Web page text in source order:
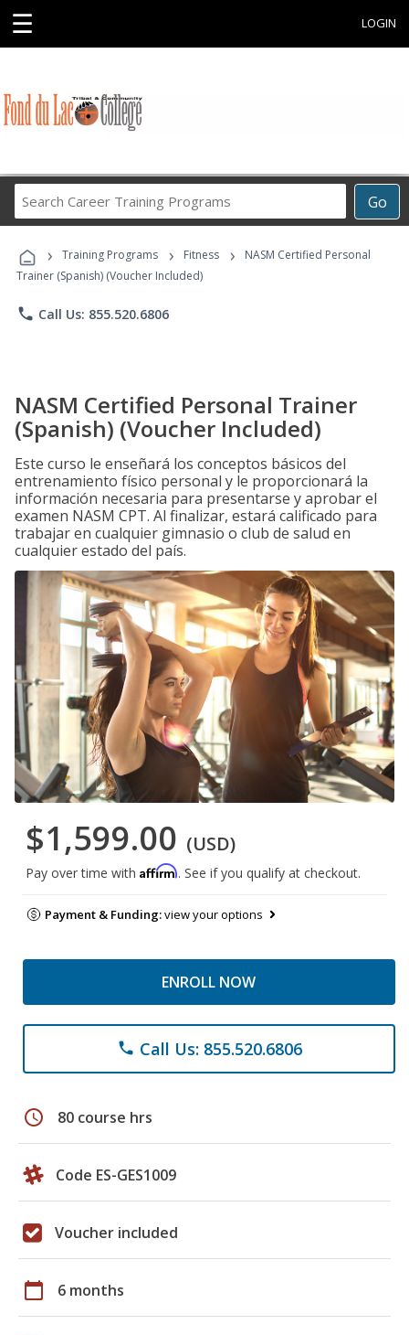
☰ LOGIN
Go
Career
Programs
› Training Programs › Fitness ›
NASM Certified Personal
Trainer (Spanish) (Voucher Included)
phone Call Us: 855.520.6806
NASM Certified Personal Trainer
(Spanish) (Voucher Included)
Este curso le enseñará los conceptos básicos del
entrenamiento físico personal y le proporcionará la
información necesaria para presentarse y aprobar el
examen NASM CPT. Al finalizar, estará calificado para
trabajar en cualquier gimnasio o club de salud en
cualquier estado del país.
$1,599.00 (USD)
Pay over time with Affirm. See if you qualify at checkout.
Payment & Funding:view your options
ENROLL NOW
phone Call Us: 855.520.6806
schedule 80 course hrs
Code ES-GES1009
Voucher included
calendar_today 6 months